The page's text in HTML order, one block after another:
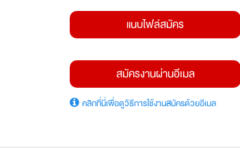
แนบไฟล์สมัคร
สมัครงานผ่านอีเมล
คลิกที่นี่เพื่อดูวิธีการใช้งานสมัครด้วยอีเมล